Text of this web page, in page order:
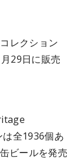
レクション
29日に販売
全1936個あ
ビールを発売